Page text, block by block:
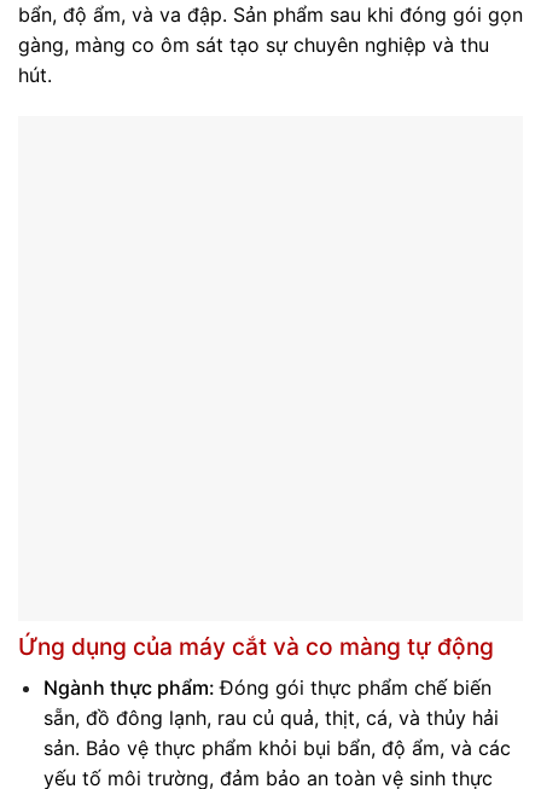
bẩn, độ ẩm, và va đập. Sản phẩm sau khi đóng gói gọn
gàng, màng co ôm sát tạo sự chuyên nghiệp và thu
hút.
Ứng dụng của máy cắt và co màng tự động
Ngành thực phẩm:Đóng gói thực phẩm chế biến
sẵn, đồ đông lạnh, rau củ quả, thịt, cá, và thủy hải
sản. Bảo vệ thực phẩm khỏi bụi bẩn, độ ẩm, và các
yếu tố môi trường, đảm bảo an toàn vệ sinh thực